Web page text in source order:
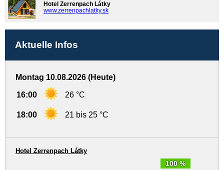
Hotel Zerrenpach Látky
www.zerrenpachlatky.sk
Aktuelle Infos
Montag 10.08.2026 (Heute)
16:00 26 °C
18:00 21 bis 25 °C
100 %
Hotel Zerrenpach Látky